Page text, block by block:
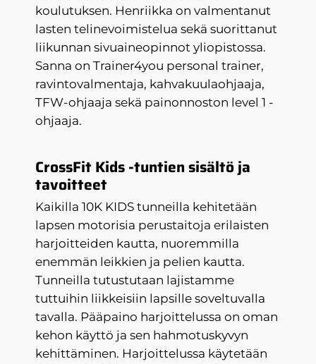
koulutuksen. Henriikka on valmentanut
lasten telinevoimistelua sekä suorittanut
liikunnan sivuaineopinnot yliopistossa.
Sanna on Trainer4you personal trainer,
ravintovalmentaja, kahvakuulaohjaaja,
TFW-ohjaaja sekä painonnoston level 1 -
ohjaaja.
CrossFit Kids -tuntien sisältö ja
tavoitteet
Kaikilla 10K KIDS tunneilla kehitetään
lapsen motorisia perustaitoja erilaisten
harjoitteiden kautta, nuoremmilla
enemmän leikkien ja pelien kautta.
Tunneilla tutustutaan lajistamme
tuttuihin liikkeisiin lapsille soveltuvalla
tavalla. Pääpaino harjoittelussa on oman
kehon käyttö ja sen hahmotuskyvyn
kehittäminen. Harjoittelussa käytetään